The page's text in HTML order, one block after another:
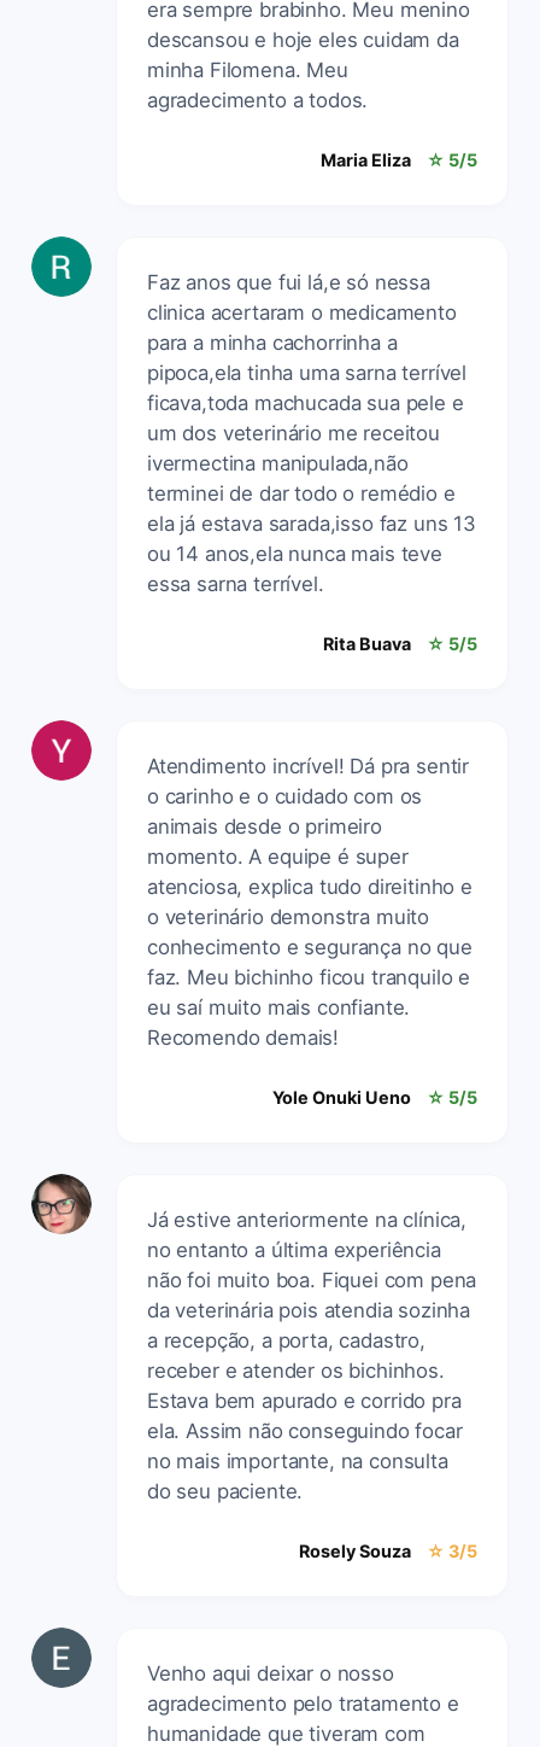
era sempre brabinho. Meu menino
descansou e hoje eles cuidam da
minha Filomena. Meu
agradecimento a todos.
Maria Eliza ☆ 5/5
Faz anos que fui lá,e só nessa
clinica acertaram o medicamento
para a minha cachorrinha a
pipoca,ela tinha uma sarna terrível
ficava,toda machucada sua pele e
um dos veterinário me receitou
ivermectina manipulada,não
terminei de dar todo o remédio e
ela já estava sarada,isso faz uns 13
ou 14 anos,ela nunca mais teve
essa sarna terrível.
Rita Buava ☆ 5/5
Atendimento incrível! Dá pra sentir
o carinho e o cuidado com os
animais desde o primeiro
momento. A equipe é super
atenciosa, explica tudo direitinho e
o veterinário demonstra muito
conhecimento e segurança no que
faz. Meu bichinho ficou tranquilo e
eu saí muito mais confiante.
Recomendo demais!
Yole Onuki Ueno ☆ 5/5
Já estive anteriormente na clínica,
no entanto a última experiência
não foi muito boa. Fiquei com pena
da veterinária pois atendia sozinha
a recepção, a porta, cadastro,
receber e atender os bichinhos.
Estava bem apurado e corrido pra
ela. Assim não conseguindo focar
no mais importante, na consulta
do seu paciente.
Rosely Souza ☆ 3/5
Venho aqui deixar o nosso
agradecimento pelo tratamento e
humanidade que tiveram com